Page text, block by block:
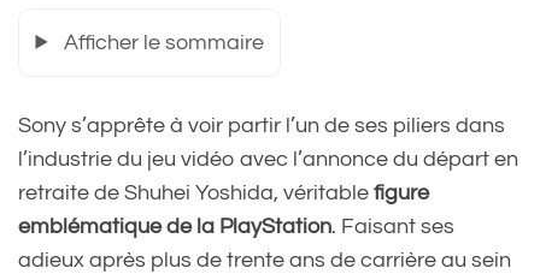
Afficher le sommaire
Sony s’apprête à voir partir l’un de ses piliers dans
l’industrie du jeu vidéo avec l’annonce du départ en
retraite de Shuhei Yoshida, véritable figure
emblématique de la PlayStation. Faisant ses
adieux après plus de trente ans de carrière au sein